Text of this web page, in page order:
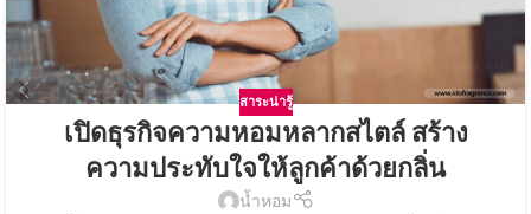
สาระน่ารู้
เปิดธุรกิจความหอมหลากสไตล์ สร้าง
ความประทับใจให้ลูกค้าด้วยกลิ่น
น้ำหอม